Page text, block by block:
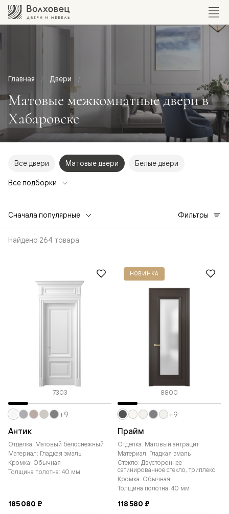
Главная Двери
Матовые межкомнатные двери в
Хабаровске
Все двери Матовые двери Белые двери
Все подборки
Сначала популярные Фильтры
Найдено 264 товара
7303
Антик
Отделка: Матовый белоснежный
Материал: Гладкая эмаль
Кромка: Обычная
Толщина полотна: 40 мм
185 080 ₽
+9
НОВИНКА
8800
Прайм
Отделка: Матовый антрацит
Материал: Гладкая эмаль
Стекло: Двустороннее
сатинированное стекло, триплекс
Кромка: Обычная
Толщина полотна: 40 мм
118 580 ₽
+9